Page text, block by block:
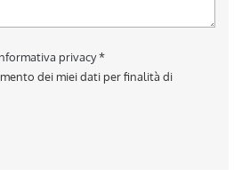
privacy*
dei miei dati per finalità di